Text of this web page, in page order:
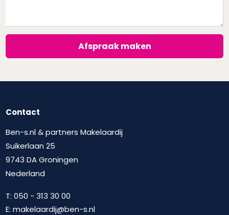
Afspraak maken
Contact
Ben-s.nl & partners Makelaardij
Suikerlaan 25
9743 DA Groningen
Nederland
T:050 - 313 30 00
E:makelaardij@ben-s.nl